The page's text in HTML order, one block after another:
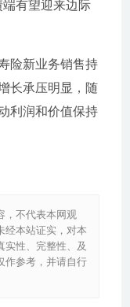
端有望迎来边际
险新业务销售持
长承压明显，随
利润和价值保持
，不代表本网观
经本站证实，对本
实性、完整性、及
作参考，并请自行